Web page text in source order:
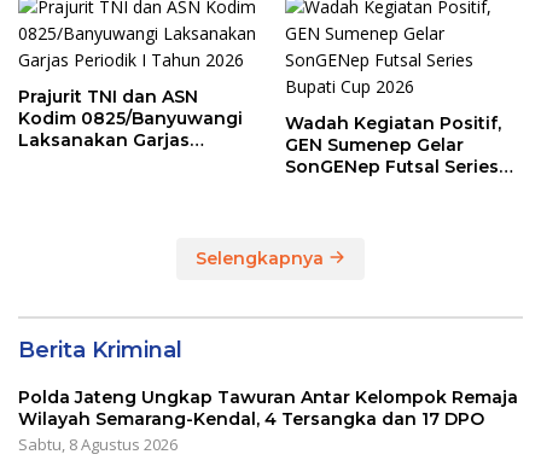
Prajurit TNI dan ASN
Kodim 0825/Banyuwangi
Laksanakan Garjas
Wadah Kegiatan Positif,
GEN Sumenep Gelar
SonGENep Futsal Series
Selengkapnya
Berita Kriminal
Polda Jateng Ungkap Tawuran Antar Kelompok Remaja
Wilayah Semarang-Kendal, 4 Tersangka dan 17 DPO
Sabtu, 8 Agustus 2026